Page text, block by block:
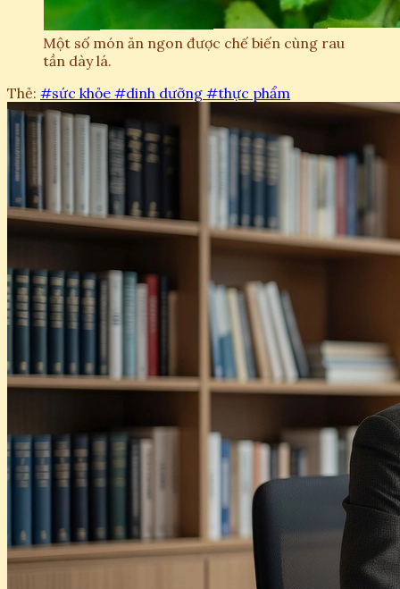
Một số món ăn ngon được chế biến cùng rau
tần dày lá.
Thẻ: #sức khỏe #dinh dưỡng #thực phẩm